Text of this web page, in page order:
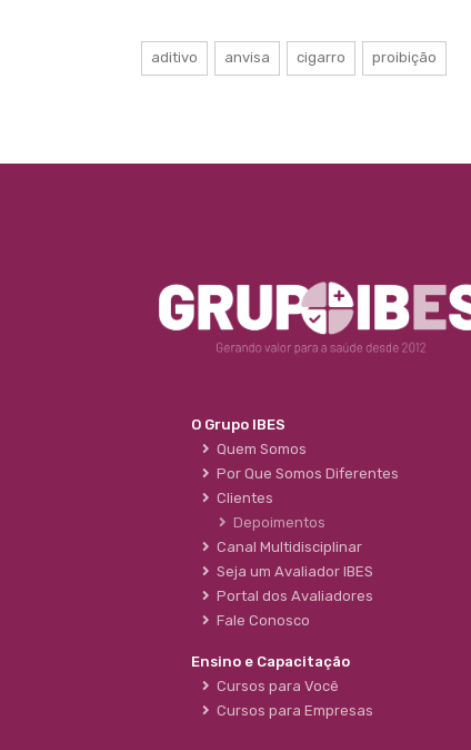
aditivo anvisa cigarro proibição
O Grupo IBES
Quem Somos
Por Que Somos Diferentes
Clientes
Depoimentos
Canal Multidisciplinar
Seja um Avaliador IBES
Portal dos Avaliadores
Fale Conosco
Ensino e Capacitação
Cursos para Você
Cursos para Empresas